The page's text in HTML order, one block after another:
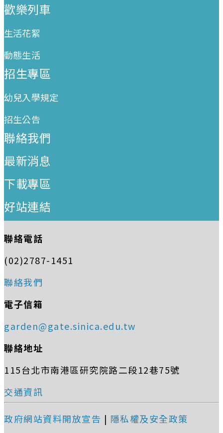
歡樂列車
生活花絮
動態生活
招生專區
幼兒入學規定
招生公告
聯絡我們
最新消息
下載專區
好站連結
聯絡電話
(02)2787-1451
聯絡我們
電子信箱
garden@gate.sinica.edu.tw
聯絡地址
115台北市南港區研究院路二段12巷75號
交通資訊
政府網站資料開放宣告 | 隱私權及安全政策